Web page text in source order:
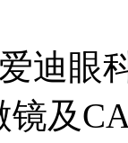
迪眼
及